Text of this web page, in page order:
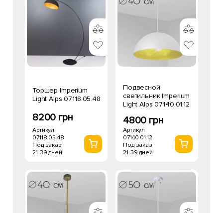
Торшер Imperium
Light Alps 07118.05.48
8200 грн
Артикул
07118.05.48
Под заказ
21-39 дней
Подвесной
светильник Imperium
Light Alps 07140.01.12
4800 грн
Артикул
07140.01.12
Под заказ
21-39 дней